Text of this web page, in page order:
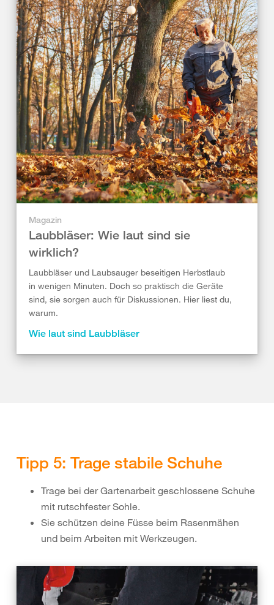
Magazin
Laubbläser: Wie laut sind sie
wirklich?
Laubbläser und Laubsauger beseitigen Herbstlaub
in wenigen Minuten. Doch so praktisch die Geräte
sind, sie sorgen auch für Diskussionen. Hier liest du,
warum.
Wie laut sind Laubbläser
Tipp 5: Trage stabile Schuhe
Trage bei der Gartenarbeit geschlossene Schuhe
mit rutschfester Sohle.
Sie schützen deine Füsse beim Rasenmähen
und beim Arbeiten mit Werkzeugen.